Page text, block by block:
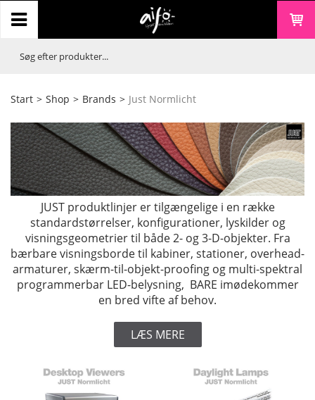
Start > Shop > Brands > Just Normlicht
JUST produktlinjer er tilgængelige i en række
standardstørrelser, konfigurationer, lyskilder og
visningsgeometrier til både 2- og 3-D-objekter. Fra
bærbare visningsborde til kabiner, stationer, overhead-
armaturer, skærm-til-objekt-proofing og multi-spektral
programmerbar LED-belysning, BARE imødekommer
en bred vifte af behov.
LÆS MERE